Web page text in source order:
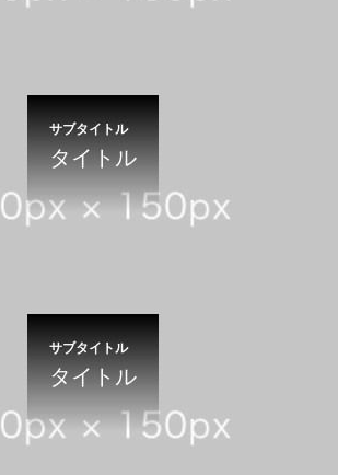
サブタイトル
タイトル
サブタイトル
タイトル